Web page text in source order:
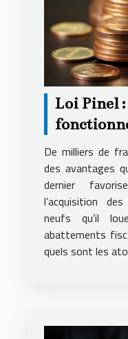
Loi Pinel
De milliers de
des avantages
dernier
l’acquisition
neufs qu’il
abattements
quels sont les